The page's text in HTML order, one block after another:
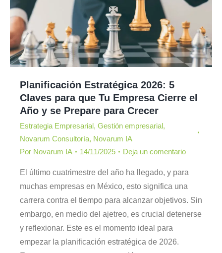
Planificación Estratégica 2026: 5
Claves para que Tu Empresa Cierre el
Año y se Prepare para Crecer
Estrategia Empresarial, Gestión empresarial,
Novarum Consultoría, Novarum IA
Por Novarum IA 14/11/2025 Deja un comentario
El último cuatrimestre del año ha llegado, y para
muchas empresas en México, esto significa una
carrera contra el tiempo para alcanzar objetivos. Sin
embargo, en medio del ajetreo, es crucial detenerse
y reflexionar. Este es el momento ideal para
empezar la planificación estratégica de 2026.